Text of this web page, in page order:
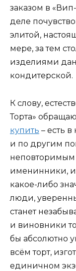
заказом в
деле
элитой,
мере, за тем
изделиями
кондитерской.
К слову,
Торта»
купить – есть
и по другим
неповторимым
именинники,
какое-либо
люди,
станет
и виновники
бы абсолютно
всём торт,
единичном